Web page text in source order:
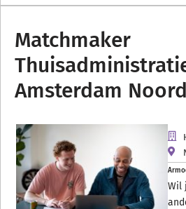
Matchmaker
Amsterdam Noord
Wil